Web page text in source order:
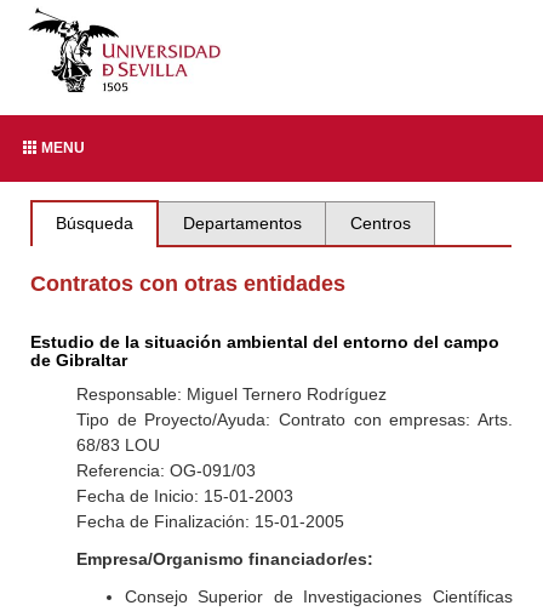
MENU
Búsqueda Departamentos Centros
Contratos con otras entidades
Estudio de la situación ambiental del entorno del campo
de Gibraltar
Responsable: Miguel Ternero Rodríguez
Tipo de Proyecto/Ayuda: Contrato con empresas: Arts.
68/83 LOU
Referencia: OG-091/03
Fecha de Inicio: 15-01-2003
Fecha de Finalización: 15-01-2005
Empresa/Organismo financiador/es:
Consejo Superior de Investigaciones Científicas